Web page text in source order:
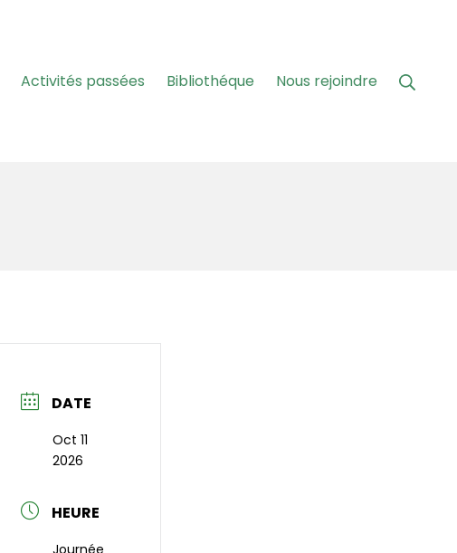
Activités passées Bibliothéque Nous rejoindre
DATE
Oct 11
2026
HEURE
Journée